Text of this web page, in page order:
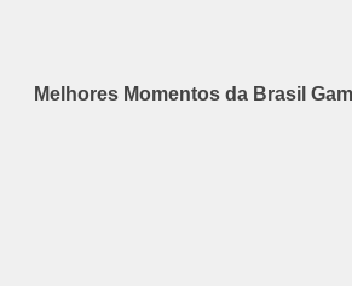
Melhores Momentos da Brasil